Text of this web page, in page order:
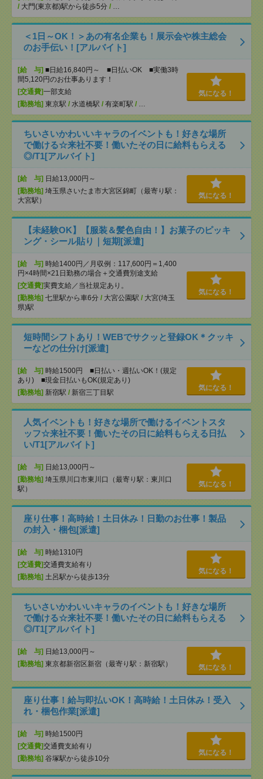
/ 大門(東京都)駅から徒歩5分 / …
＜1日～OK！＞あの有名企業も！展示会や株主総会
のお手伝い！[アルバイト]
[給 与] ■日給16,840円～ ■日払いOK ■実働3時
間5,120円のお仕事あります！
[交通費]一部支給
[勤務地] 東京駅 / 水道橋駅 / 有楽町駅 / …
気になる！
ちいさいかわいいキャラのイベントも！好きな場所
で働ける☆来社不要！働いたその日に給料もらえる
◎/T1[アルバイト]
[給 与] 日給13,000円～
[勤務地] 埼玉県さいたま市大宮区錦町（最寄り駅：
大宮駅）
気になる！
【未経験OK】【服装＆髪色自由！】お菓子のピッキ
ング・シール貼り｜短期[派遣]
[給 与] 時給1400円／月収例：117,600円＝1,400
円×4時間×21日勤務の場合＋交通費別途支給
[交通費]実費支給／当社規定あり。
[勤務地] 七里駅から車6分 / 大宮公園駅 / 大宮(埼玉
県)駅
気になる！
短時間シフトあり！WEBでサクッと登録OK＊クッキ
ーなどの仕分け[派遣]
[給 与] 時給1500円 ■日払い・週払いOK！(規定
あり) ■現金日払いもOK(規定あり)
[勤務地] 新宿駅 / 新宿三丁目駅
気になる！
人気イベントも！好きな場所で働けるイベントスタ
ッフ☆来社不要！働いたその日に給料もらえる日払
い/T1[アルバイト]
[給 与] 日給13,000円～
[勤務地] 埼玉県川口市東川口（最寄り駅：東川口
駅）
気になる！
座り仕事！高時給！土日休み！日勤のお仕事！製品
の封入・梱包[派遣]
[給 与] 時給1310円
[交通費]交通費支給有り
[勤務地] 土呂駅から徒歩13分
気になる！
ちいさいかわいいキャラのイベントも！好きな場所
で働ける☆来社不要！働いたその日に給料もらえる
◎/T1[アルバイト]
[給 与] 日給13,000円～
[勤務地] 東京都新宿区新宿（最寄り駅：新宿駅） 気になる！
座り仕事！給与即払いOK！高時給！土日休み！受入
れ・梱包作業[派遣]
[給 与] 時給1500円
[交通費]交通費支給有り
[勤務地] 谷塚駅から徒歩10分
気になる！